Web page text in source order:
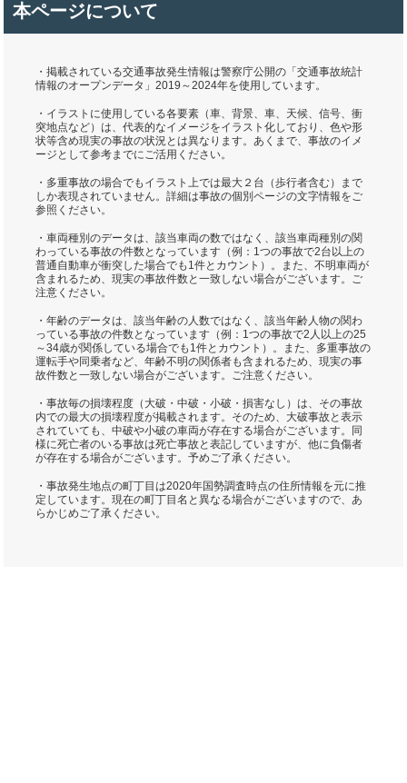
本ページについて
・掲載されている交通事故発生情報は警察庁公開の「交通事故統計
情報のオープンデータ」2019～2024年を使用しています。
・イラストに使用している各要素（車、背景、車、天候、信号、衝
突地点など）は、代表的なイメージをイラスト化しており、色や形
状等含め現実の事故の状況とは異なります。あくまで、事故のイメ
ージとして参考までにご活用ください。
・多重事故の場合でもイラスト上では最大２台（歩行者含む）まで
しか表現されていません。詳細は事故の個別ページの文字情報をご
参照ください。
・車両種別のデータは、該当車両の数ではなく、該当車両種別の関
わっている事故の件数となっています（例：1つの事故で2台以上の
普通自動車が衝突した場合でも1件とカウント）。また、不明車両が
含まれるため、現実の事故件数と一致しない場合がございます。ご
注意ください。
・年齢のデータは、該当年齢の人数ではなく、該当年齢人物の関わ
っている事故の件数となっています（例：1つの事故で2人以上の25
～34歳が関係している場合でも1件とカウント）。また、多重事故の
運転手や同乗者など、年齢不明の関係者も含まれるため、現実の事
故件数と一致しない場合がございます。ご注意ください。
・事故毎の損壊程度（大破・中破・小破・損害なし）は、その事故
内での最大の損壊程度が掲載されます。そのため、大破事故と表示
されていても、中破や小破の車両が存在する場合がございます。同
様に死亡者のいる事故は死亡事故と表記していますが、他に負傷者
が存在する場合がございます。予めご了承ください。
・事故発生地点の町丁目は2020年国勢調査時点の住所情報を元に推
定しています。現在の町丁目名と異なる場合がございますので、あ
らかじめご了承ください。